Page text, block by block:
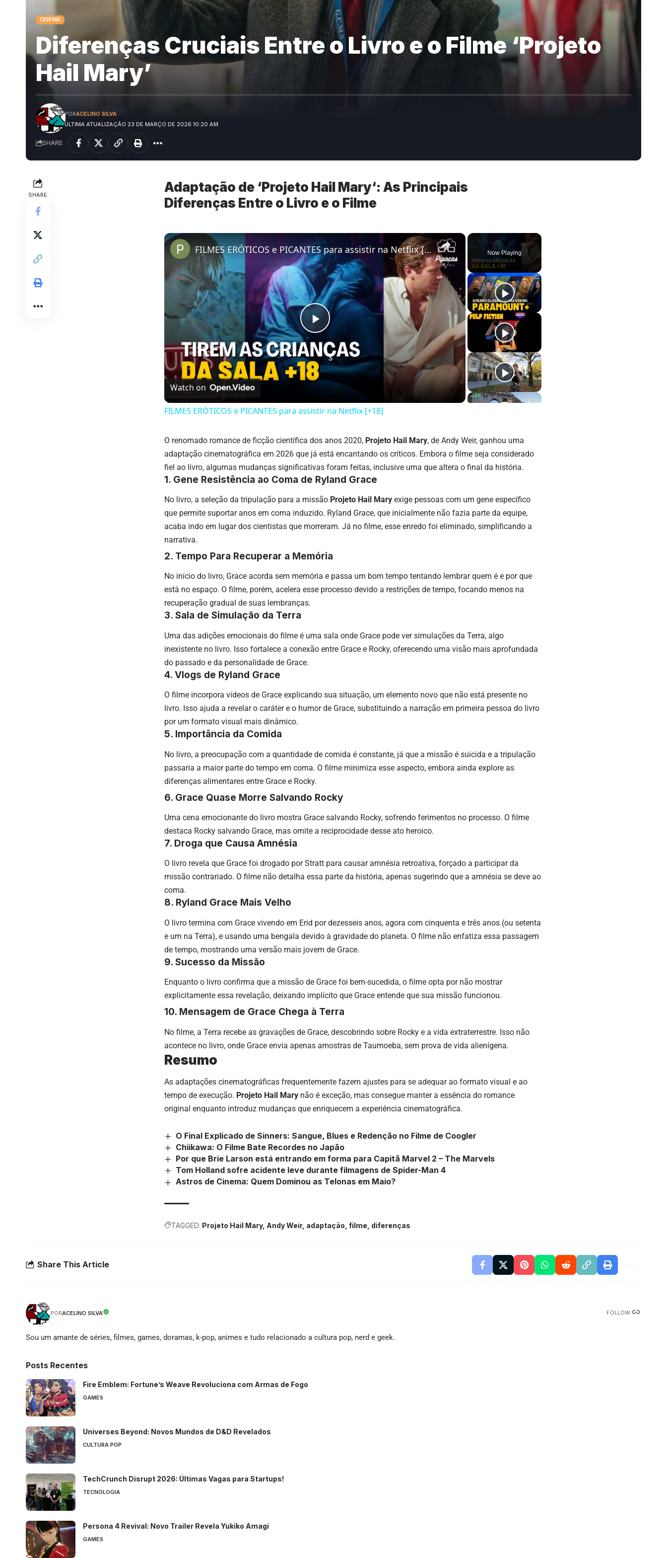
CINEMA
Diferenças Cruciais Entre o Livro e o Filme ‘Projeto
Hail Mary’
ÚLTIMA ATUALIZAÇÃO 23 DE MARÇO DE 2026 10:20 AM
PORACELINO SILVA
SHARE
SHARE Adaptação de ‘Projeto Hail Mary‘: As Principais
Diferenças Entre o Livro e o Filme
Now Playing
×
Play
Video
FILMES ERÓTICOS e PICANTES para assistir na Netflix [+18]
Watch on
FILMES ERÓTICOS e PICANTES para assistir na Netflix [+18]
O renomado romance de ficção científica dos anos 2020, Projeto Hail Mary, de Andy Weir, ganhou uma
adaptação cinematográfica em 2026 que já está encantando os críticos. Embora o filme seja considerado
fiel ao livro, algumas mudanças significativas foram feitas, inclusive uma que altera o final da história.
1. Gene Resistência ao Coma de Ryland Grace
No livro, a seleção da tripulação para a missão Projeto Hail Mary exige pessoas com um gene específico
que permite suportar anos em coma induzido. Ryland Grace, que inicialmente não fazia parte da equipe,
acaba indo em lugar dos cientistas que morreram. Já no filme, esse enredo foi eliminado, simplificando a
narrativa.
2. Tempo Para Recuperar a Memória
No início do livro, Grace acorda sem memória e passa um bom tempo tentando lembrar quem é e por que
está no espaço. O filme, porém, acelera esse processo devido a restrições de tempo, focando menos na
recuperação gradual de suas lembranças.
3. Sala de Simulação da Terra
Uma das adições emocionais do filme é uma sala onde Grace pode ver simulações da Terra, algo
inexistente no livro. Isso fortalece a conexão entre Grace e Rocky, oferecendo uma visão mais aprofundada
do passado e da personalidade de Grace.
4. Vlogs de Ryland Grace
O filme incorpora vídeos de Grace explicando sua situação, um elemento novo que não está presente no
livro. Isso ajuda a revelar o caráter e o humor de Grace, substituindo a narração em primeira pessoa do livro
por um formato visual mais dinâmico.
5. Importância da Comida
No livro, a preocupação com a quantidade de comida é constante, já que a missão é suicida e a tripulação
passaria a maior parte do tempo em coma. O filme minimiza esse aspecto, embora ainda explore as
diferenças alimentares entre Grace e Rocky.
6. Grace Quase Morre Salvando Rocky
Uma cena emocionante do livro mostra Grace salvando Rocky, sofrendo ferimentos no processo. O filme
destaca Rocky salvando Grace, mas omite a reciprocidade desse ato heroico.
7. Droga que Causa Amnésia
O livro revela que Grace foi drogado por Stratt para causar amnésia retroativa, forçado a participar da
missão contrariado. O filme não detalha essa parte da história, apenas sugerindo que a amnésia se deve ao
coma.
8. Ryland Grace Mais Velho
O livro termina com Grace vivendo em Erid por dezesseis anos, agora com cinquenta e três anos (ou setenta
e um na Terra), e usando uma bengala devido à gravidade do planeta. O filme não enfatiza essa passagem
de tempo, mostrando uma versão mais jovem de Grace.
9. Sucesso da Missão
Enquanto o livro confirma que a missão de Grace foi bem-sucedida, o filme opta por não mostrar
explicitamente essa revelação, deixando implícito que Grace entende que sua missão funcionou.
10. Mensagem de Grace Chega à Terra
No filme, a Terra recebe as gravações de Grace, descobrindo sobre Rocky e a vida extraterrestre. Isso não
acontece no livro, onde Grace envia apenas amostras de Taumoeba, sem prova de vida alienígena.
Resumo
As adaptações cinematográficas frequentemente fazem ajustes para se adequar ao formato visual e ao
tempo de execução. Projeto Hail Mary não é exceção, mas consegue manter a essência do romance
original enquanto introduz mudanças que enriquecem a experiência cinematográfica.
O Final Explicado de Sinners: Sangue, Blues e Redenção no Filme de Coogler
Chiikawa: O Filme Bate Recordes no Japão
Por que Brie Larson está entrando em forma para Capitã Marvel 2 – The Marvels
Tom Holland sofre acidente leve durante filmagens de Spider-Man 4
Astros de Cinema: Quem Dominou as Telonas em Maio?
TAGGED: Projeto Hail Mary, Andy Weir, adaptação, filme, diferenças
Share This Article
PORACELINO SILVA FOLLOW:
Sou um amante de séries, filmes, games, doramas, k-pop, animes e tudo relacionado a cultura pop, nerd e geek.
Posts Recentes
Fire Emblem: Fortune’s Weave Revoluciona com Armas de Fogo
GAMES
Universes Beyond: Novos Mundos de D&D Revelados
CULTURA POP
TechCrunch Disrupt 2026: Últimas Vagas para Startups!
TECNOLOGIA
Persona 4 Revival: Novo Trailer Revela Yukiko Amagi
GAMES